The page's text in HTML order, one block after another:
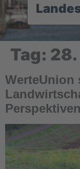
Tag:
WerteUnion